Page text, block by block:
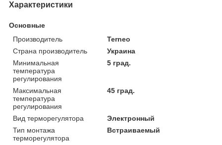
Характеристики
Основные
Производитель
Terneo
Страна производитель
Украина
Минимальная
температура
регулирования
5 град.
Максимальная
температура
регулирования
45 град.
Вид терморегулятора
Электронный
Тип монтажа
терморегулятора
Встраиваемый